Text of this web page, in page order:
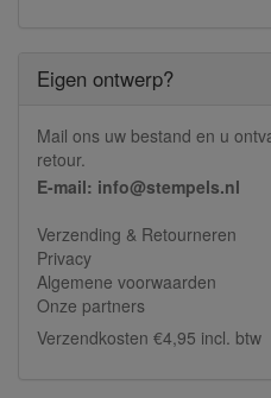
Eigen ontwerp?
Mail ons uw bestand en u
retour.
E-mail: info@stempels.nl
Verzending & Retourneren
Privacy
Algemene voorwaarden
Onze partners
Verzendkosten €4,95 incl. btw